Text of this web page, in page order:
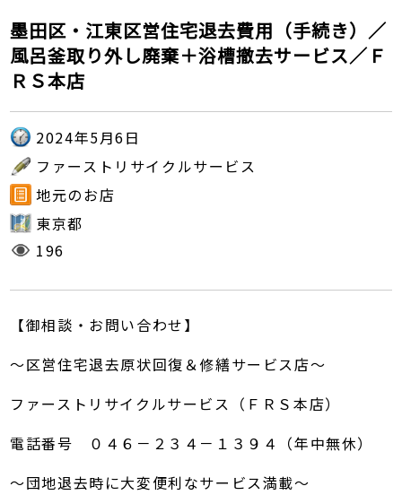
墨田区・江東区営住宅退去費用（手続き）／
風呂釜取り外し廃棄＋浴槽撤去サービス／Ｆ
ＲＳ本店
2024年5月6日
ファーストリサイクルサービス
地元のお店
東京都
196
【御相談・お問い合わせ】
～区営住宅退去原状回復＆修繕サービス店～
ファーストリサイクルサービス（ＦＲＳ本店）
電話番号 ０４６－２３４－１３９４（年中無休）
～団地退去時に大変便利なサービス満載～